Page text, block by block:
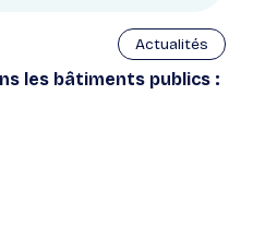
Actualités
les bâtiments publics :